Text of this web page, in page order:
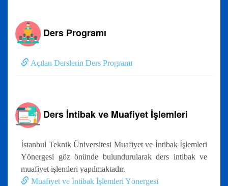
Ders Programı
Açılan Derslerin Ders Programı
Ders İntibak ve Muafiyet İşlemleri
İstanbul Teknik Üniversitesi Muafiyet ve İntibak İşlemleri
Yönergesi göz önünde bulundurularak ders intibak ve
muafiyet işlemleri yapılmaktadır.
Muafiyet ve İntibak İşlemleri Yönergesi